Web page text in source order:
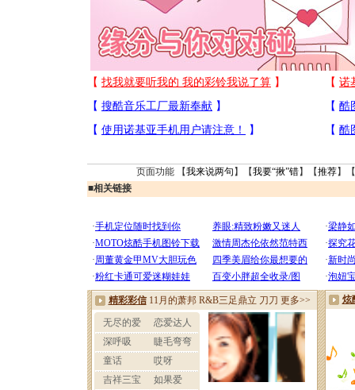
页面功能 【我来说两句 】【我要“揪”错】【推荐】
■相关链接